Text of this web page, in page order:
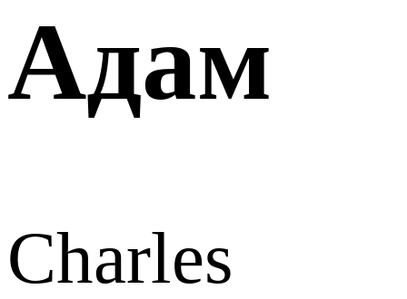
Адам
Charles